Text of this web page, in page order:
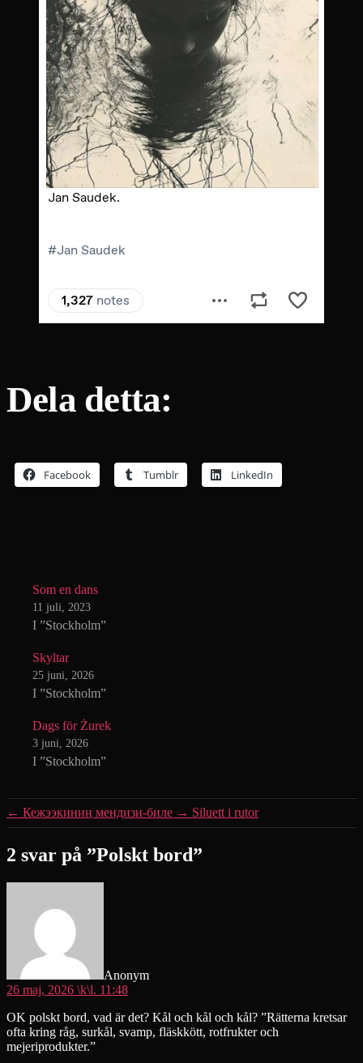
Dela detta:
Facebook Tumblr LinkedIn
Som en dans
11 juli, 2023
I ”Stockholm”
Skyltar
25 juni, 2026
I ”Stockholm”
Dags för Żurek
3 juni, 2026
I ”Stockholm”
← Кежээкиниң мендизи-биле → Siluett i rutor
2 svar på ”Polskt bord”
Anonym
26 maj, 2026 \k\l. 11:48
OK polskt bord, vad är det? Kål och kål och kål? ”Rätterna kretsar
ofta kring råg, surkål, svamp, fläskkött, rotfrukter och
mejeriprodukter.”